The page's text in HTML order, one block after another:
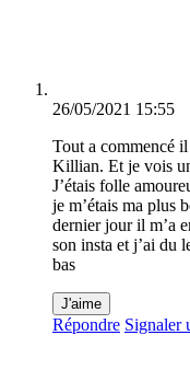
26/05/2021 15:55
Tout a commencé
Killian. Et je vois
J’étais folle
je m’étais ma plus
dernier jour il m’a
son insta et j’ai du
bas
J'aime
Répondre Signaler